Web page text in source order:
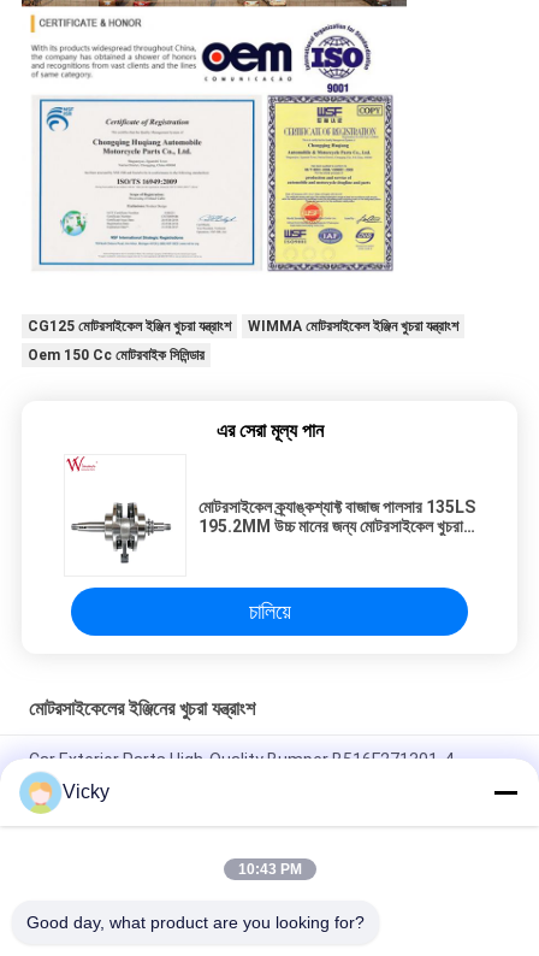
CG125 মোটরসাইকেল ইঞ্জিন খুচরা যন্ত্রাংশ
WIMMA মোটরসাইকেল ইঞ্জিন খুচরা যন্ত্রাংশ
Oem 150 Cc মোটরবাইক সিলিন্ডার
এর সেরা মূল্য পান
মোটরসাইকেল ক্র্যাঙ্কশ্যাফ্ট বাজাজ পালসার 135LS
195.2MM উচ্চ মানের জন্য মোটরসাইকেল খুচরা
চালিয়ে
মোটরসাইকেলের ইঞ্জিনের খুচরা যন্ত্রাংশ
Car Exterior Parts High-Quality Bumper B516F271301-4
CHANAN OSHAN​ Z6 Starry White
স্টার্টার মোটর হন্ডা EX5 মোটরসাইকেল ইঞ্জিন খুচরা যন্ত্রাংশ সস্তা পাইকারি উচ্চ পারফরম্যান্স
Vicky
10:43 PM
Good day, what product are you looking for?